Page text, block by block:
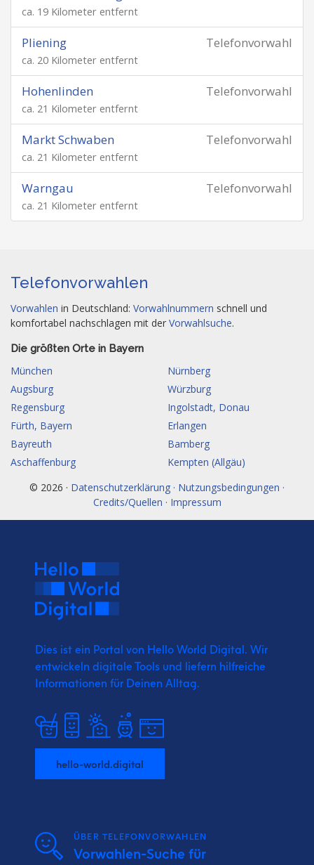
ca. 19 Kilometer entfernt
Telefonvorwahl
Pliening
ca. 20 Kilometer entfernt
Telefonvorwahl
Hohenlinden
ca. 21 Kilometer entfernt
Telefonvorwahl
Markt Schwaben
ca. 21 Kilometer entfernt
Telefonvorwahl
Warngau
ca. 21 Kilometer entfernt
Telefonvorwahlen
Vorwahlen in Deutschland: Vorwahlnummern schnell und
komfortabel nachschlagen mit der Vorwahlsuche.
Die größten Orte in Bayern
München
Nürnberg
Augsburg
Würzburg
Regensburg
Ingolstadt, Donau
Fürth, Bayern
Erlangen
Bayreuth
Bamberg
Aschaffenburg
Kempten (Allgäu)
© 2026 · Datenschutzerklärung · Nutzungsbedingungen ·
Credits/Quellen · Impressum
Dies ist ein Portal von Hello World Digital. Wir
entwickeln digitale Tools und liefern hilfreiche
Informationen für Deinen Alltag.
hello-world.digital
ÜBER TELEFONVORWAHLEN
Vorwahlen-Suche für